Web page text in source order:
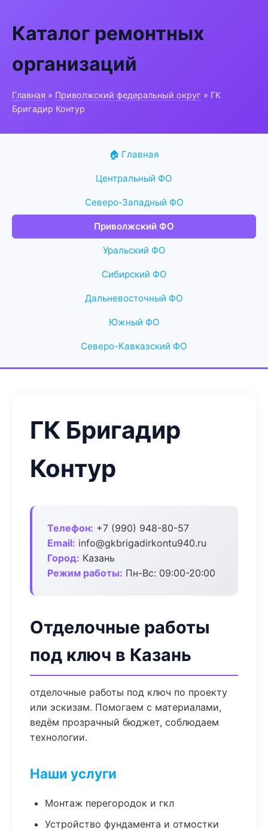
Каталог ремонтных
организаций
Главная » Приволжский федеральный округ » ГК
Бригадир Контур
🏠 Главная
Центральный ФО
Северо-Западный ФО
Приволжский ФО
Уральский ФО
Сибирский ФО
Дальневосточный ФО
Южный ФО
Северо-Кавказский ФО
ГК Бригадир
Контур
Телефон: +7 (990) 948-80-57
Email: info@gkbrigadirkontu940.ru
Город: Казань
Режим работы: Пн-Вс: 09:00-20:00
Отделочные работы
под ключ в Казань
отделочные работы под ключ по проекту
или эскизам. Помогаем с материалами,
ведём прозрачный бюджет, соблюдаем
технологии.
Наши услуги
Монтаж перегородок и гкл
Устройство фундамента и отмостки